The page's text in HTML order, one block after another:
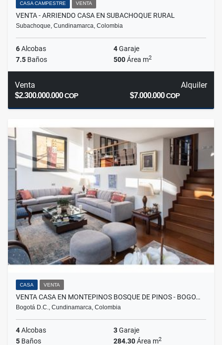
CASA CAMPESTRE VENTA
VENTA - ARRIENDO CASA EN SUBACHOQUE RURAL
Subachoque, Cundinamarca, Colombia
6Alcobas 4Garaje
7.5 Baños 500Área m2
Venta
$2.300.000.000COP
Alquiler
$7.000.000COP
CASA VENTA
VENTA CASA EN MONTEPINOS BOSQUE DE PINOS - BOGO…
Bogotá D.C., Cundinamarca, Colombia
4Alcobas 3Garaje
5 Baños 284.30Área m2